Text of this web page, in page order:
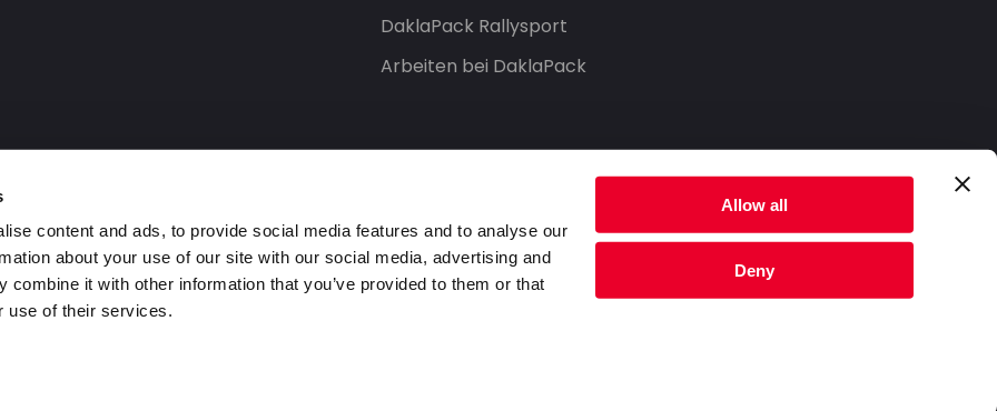
content and ads, to provide social media features and to analyse our
about your use of our site with our social media, advertising and
combine it with other information that you’ve provided to them or that
use of their services.
Allow all
Deny
DaklaPack Rallysport
Arbeiten bei DaklaPack